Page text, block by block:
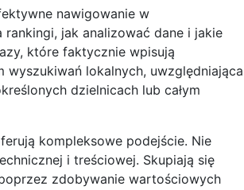
nawigowanie w
jak analizować dane i jakie
które faktycznie wpisują
lokalnych, uwzględniająca
dzielnicach lub całym
kompleksowe podejście. Nie
i treściowej. Skupiają się
zdobywanie wartościowych